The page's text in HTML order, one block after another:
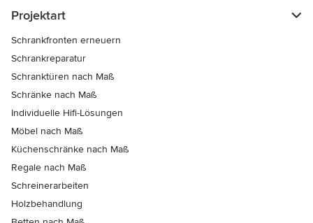
Projektart
Schrankfronten erneuern
Schrankreparatur
Schranktüren nach Maß
Schränke nach Maß
Individuelle Hifi-Lösungen
Möbel nach Maß
Küchenschränke nach Maß
Regale nach Maß
Schreinerarbeiten
Holzbehandlung